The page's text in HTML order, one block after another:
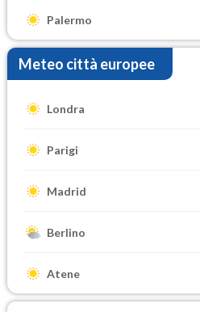
Palermo
Meteo città europee
Londra
Parigi
Madrid
Berlino
Atene